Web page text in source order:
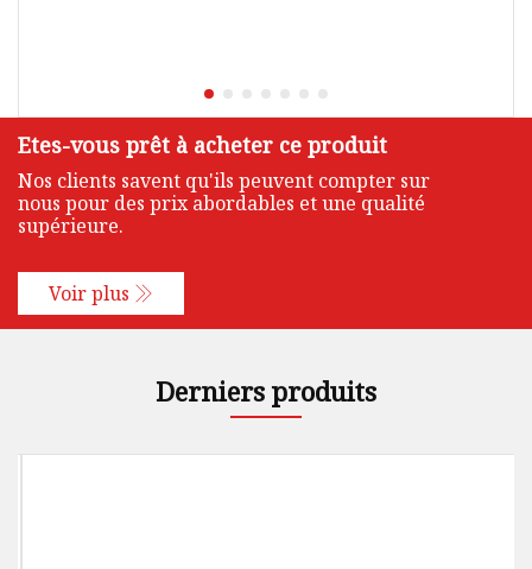
Etes-vous prêt à acheter ce produit
Nos clients savent qu'ils peuvent compter sur
nous pour des prix abordables et une qualité
supérieure.
Voir plus
Derniers produits